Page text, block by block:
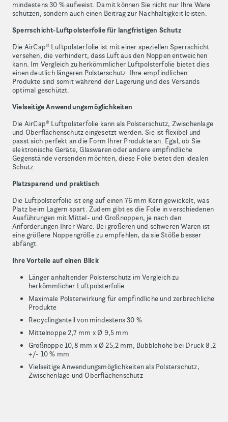
mindestens 30 % aufweist. Damit können Sie nicht nur Ihre Ware
schützen, sondern auch einen Beitrag zur Nachhaltigkeit leisten.
Sperrschicht-Luftpolsterfolie für langfristigen Schutz
Die AirCap® Luftpolsterfolie ist mit einer speziellen Sperrschicht
versehen, die verhindert, dass Luft aus den Noppen entweichen
kann. Im Vergleich zu herkömmlicher Luftpolsterfolie bietet dies
einen deutlich längeren Polsterschutz. Ihre empfindlichen
Produkte sind somit während der Lagerung und des Versands
optimal geschützt.
Vielseitige Anwendungsmöglichkeiten
Die AirCap® Luftpolsterfolie kann als Polsterschutz, Zwischenlage
und Oberflächenschutz eingesetzt werden. Sie ist flexibel und
passt sich perfekt an die Form Ihrer Produkte an. Egal, ob Sie
elektronische Geräte, Glaswaren oder andere empfindliche
Gegenstände versenden möchten, diese Folie bietet den idealen
Schutz.
Platzsparend und praktisch
Die Luftpolsterfolie ist eng auf einen 76 mm Kern gewickelt, was
Platz beim Lagern spart. Zudem gibt es die Folie in verschiedenen
Ausführungen mit Mittel- und Großnoppen, je nach den
Anforderungen Ihrer Ware. Bei größeren und schweren Waren ist
eine größere Noppengröße zu empfehlen, da sie Stöße besser
abfängt.
Ihre Vorteile auf einen Blick
Länger anhaltender Polsterschutz im Vergleich zu
herkömmlicher Luftpolsterfolie
Maximale Polsterwirkung für empfindliche und zerbrechliche
Produkte
Recyclinganteil von mindestens 30 %
Mittelnoppe 2,7 mm x Ø 9,5 mm
Großnoppe 10,8 mm x Ø 25,2 mm, Bubblehöhe bei Druck 8,2
+/- 10 % mm
Vielseitige Anwendungsmöglichkeiten als Polsterschutz,
Zwischenlage und Oberflächenschutz